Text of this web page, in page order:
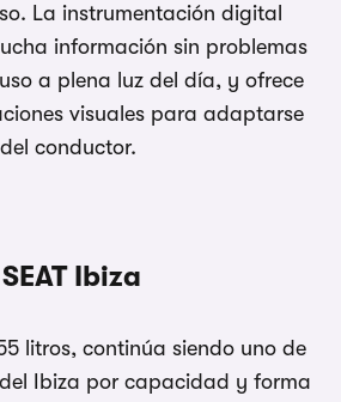
La instrumentación digital
información sin problemas
a plena luz del día, y ofrece
visuales para adaptarse
conductor.
Ibiza
litros, continúa siendo uno de
Ibiza por capacidad y forma